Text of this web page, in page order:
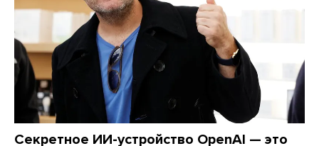
Секретное ИИ-устройство OpenAI — это